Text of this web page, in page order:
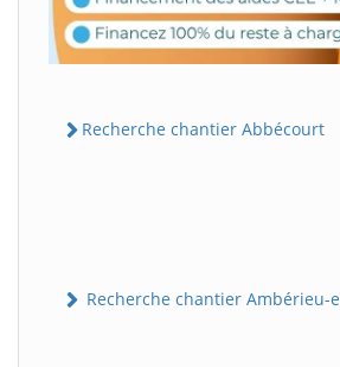
Recherche chantier Abbécourt
Recherche chantier Ambérieu-